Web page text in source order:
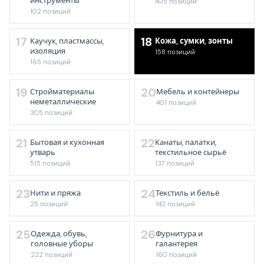
102 позиций
17 Каучук, пластмассы,
изоляция
165 позиций
18 Кожа, сумки, зонты
158 позиций
19 Стройматериалы
неметаллические
305 позиций
20Мебель и контейнеры
401 позиций
21 Бытовая и кухонная
утварь
515 позиций
22Канаты, палатки,
текстильное сырьё
137 позиций
23Нити и пряжа
25 позиций
24Текстиль и бельё
142 позиций
25Одежда, обувь,
головные уборы
222 позиций
26Фурнитура и
галантерея
160 позиций